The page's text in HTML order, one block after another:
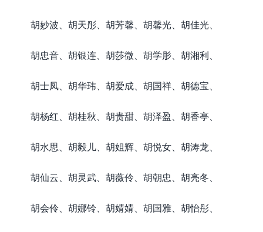
胡妙波、胡天彤、胡芳馨、胡馨光、胡佳光、
胡忠音、胡银连、胡莎微、胡学肜、胡湘利、
胡士凤、胡华玮、胡爱成、胡国祥、胡德宝、
胡杨红、胡桂秋、胡贵甜、胡泽盈、胡香亭、
胡水思、胡毅儿、胡姐辉、胡悦女、胡涛龙、
胡仙云、胡灵武、胡薇伶、胡朝忠、胡亮冬、
胡会伶、胡娜铃、胡婧婧、胡国雅、胡怡彤、